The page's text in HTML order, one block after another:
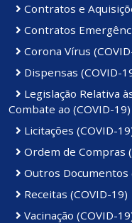
Contratos e
Contratos
Corona Vírus
Dispensas (COVID-
Legislação Relativa
Combate ao (COVID-19)
Licitações (COVID-
Ordem de Compras
Outros Documentos
Receitas (COVID-19)
Vacinação (COVID-